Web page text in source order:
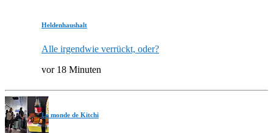
Heldenhaushalt
Alle irgendwie verrückt, oder?
vor 18 Minuten
Le monde de Kitchi